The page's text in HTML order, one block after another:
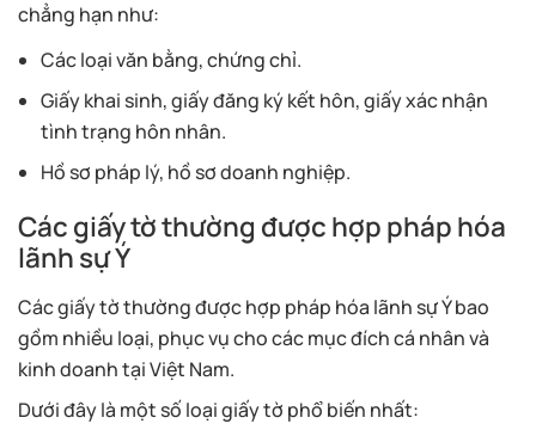
chẳng hạn như:
Các loại văn bằng, chứng chỉ.
Giấy khai sinh, giấy đăng ký kết hôn, giấy xác nhận
tình trạng hôn nhân.
Hồ sơ pháp lý, hồ sơ doanh nghiệp.
Các giấy tờ thường được hợp pháp hóa
lãnh sự Ý
Các giấy tờ thường được hợp pháp hóa lãnh sự Ý bao
gồm nhiều loại, phục vụ cho các mục đích cá nhân và
kinh doanh tại Việt Nam.
Dưới đây là một số loại giấy tờ phổ biến nhất: